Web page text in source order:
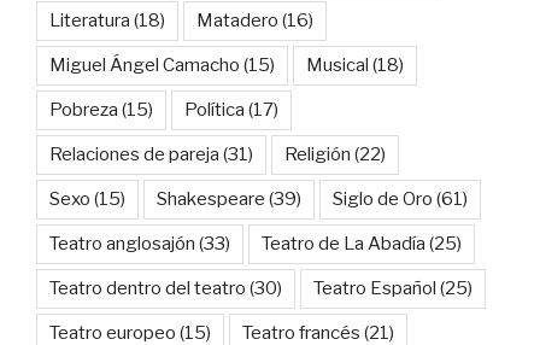
Literatura (18) Matadero (16)
Miguel Ángel Camacho (15) Musical (18)
Pobreza (15) Política (17)
Relaciones de pareja (31) Religión (22)
Sexo (15) Shakespeare (39) Siglo de Oro (61)
Teatro anglosajón (33) Teatro de La Abadía (25)
Teatro dentro del teatro (30) Teatro Español (25)
Teatro europeo (15) Teatro francés (21)